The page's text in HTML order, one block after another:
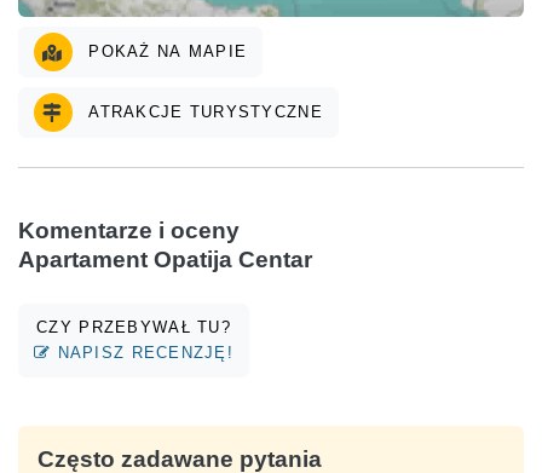
POKAŻ NA MAPIE
ATRAKCJE TURYSTYCZNE
Komentarze i oceny
Apartament Opatija Centar
CZY PRZEBYWAŁ TU?
NAPISZ RECENZJĘ!
Często zadawane pytania